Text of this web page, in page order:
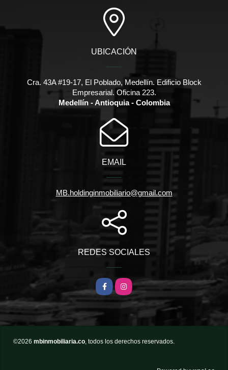
UBICACIÓN
Cra. 43A #19-17, El Poblado, Medellín. Edificio Block
Empresarial. Oficina 223.
Medellín - Antioquia - Colombia
EMAIL
MB.holdinginmobiliario@gmail.com
REDES SOCIALES
FacebookInstagram
©2026 mbinmobiliaria.co , todos los derechos reservados.